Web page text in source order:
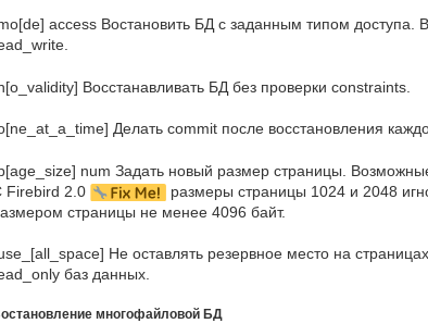
access Востановить БД с заданным типом доступа.
Восстанавливать БД без проверки constraints.
Делать commit после восстановления
num Задать новый размер страницы.
Firebird 2.0
размеры страницы 1024 и 2048
страницы не менее 4096 байт.
Не оставлять резервное место на
баз данных.
многофайловой БД